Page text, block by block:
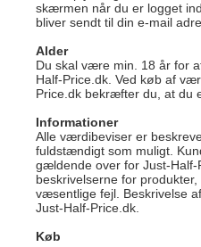
skærmen når du er logget
bliver sendt til din e-mail
Alder
Du skal være min. 18 år for
Half-Price.dk. Ved køb af
Price.dk bekræfter du, at du
Informationer
Alle værdibeviser er
fuldstændigt som muligt.
gældende over for Just-Half-
beskrivelserne for
væsentlige fejl. Beskrivelse
Just-Half-Price.dk.
Køb